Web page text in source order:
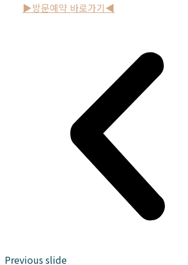
▶방문예약 바로가기◀
Previous slide